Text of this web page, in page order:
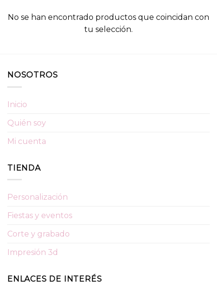
No se han encontrado productos que coincidan con
tu selección.
NOSOTROS
Inicio
Quién soy
Mi cuenta
TIENDA
Personalización
Fiestas y eventos
Corte y grabado
Impresión 3d
ENLACES DE INTERÉS